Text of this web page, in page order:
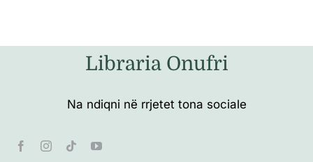
Libraria Onufri
Na ndiqni në rrjetet tona sociale